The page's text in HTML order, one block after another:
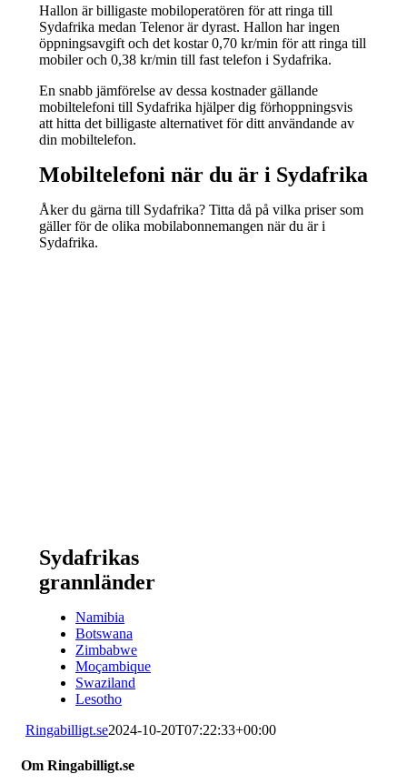
Hallon är billigaste mobiloperatören för att ringa till
Sydafrika medan Telenor är dyrast. Hallon har ingen
öppningsavgift och det kostar 0,70 kr/min för att ringa till
mobiler och 0,38 kr/min till fast telefon i Sydafrika.
En snabb jämförelse av dessa kostnader gällande
mobiltelefoni till Sydafrika hjälper dig förhoppningsvis
att hitta det billigaste alternativet för ditt användande av
din mobiltelefon.
Mobiltelefoni när du är i Sydafrika
Åker du gärna till Sydafrika? Titta då på vilka priser som
gäller för de olika mobilabonnemangen när du är i
Sydafrika.
Sydafrikas
grannländer
Namibia
Botswana
Zimbabwe
Moçambique
Swaziland
Lesotho
Ringabilligt.se2024-10-20T07:22:33+00:00
Om Ringabilligt.se